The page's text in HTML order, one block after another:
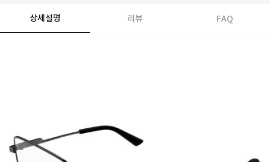
상세설명 리뷰 FAQ